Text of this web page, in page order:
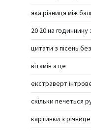
яка різниця між
20 20 на годиннику
цитати з пісень
вітамін а це
екстраверт
скільки печеться
картинки з